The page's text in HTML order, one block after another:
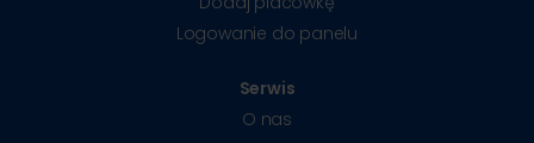
Logowanie do panelu
Serwis
O nas